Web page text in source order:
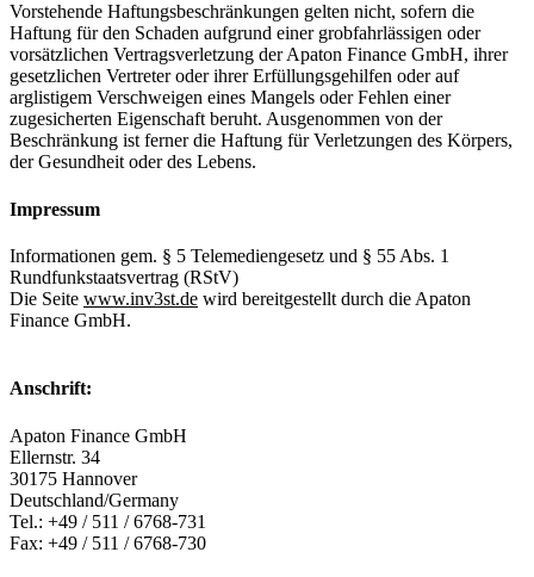
Vorstehende Haftungsbeschränkungen gelten nicht, sofern die
Haftung für den Schaden aufgrund einer grobfahrlässigen oder
vorsätzlichen Vertragsverletzung der Apaton Finance GmbH, ihrer
gesetzlichen Vertreter oder ihrer Erfüllungsgehilfen oder auf
arglistigem Verschweigen eines Mangels oder Fehlen einer
zugesicherten Eigenschaft beruht. Ausgenommen von der
Beschränkung ist ferner die Haftung für Verletzungen des Körpers,
der Gesundheit oder des Lebens.
Impressum
Informationen gem. § 5 Telemediengesetz und § 55 Abs. 1
Rundfunkstaatsvertrag (RStV)
Die Seite www.inv3st.de wird bereitgestellt durch die Apaton
Finance GmbH.
Anschrift:
Apaton Finance GmbH
Ellernstr. 34
30175 Hannover
Deutschland/Germany
Tel.: +49 / 511 / 6768-731
Fax: +49 / 511 / 6768-730